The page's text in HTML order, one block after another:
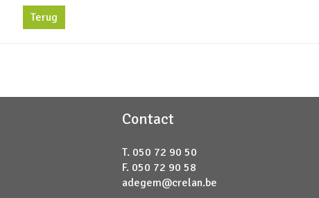
Terug
Contact
T. 050 72 90 50
F. 050 72 90 58
adegem@crelan.be